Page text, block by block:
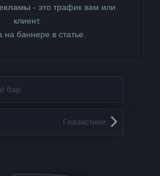
- это трафик вам или
клиент.
на баннере в статье.
бар
Глазастики